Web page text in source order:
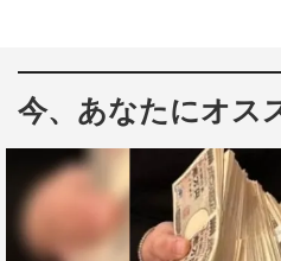
今、あなたにオス